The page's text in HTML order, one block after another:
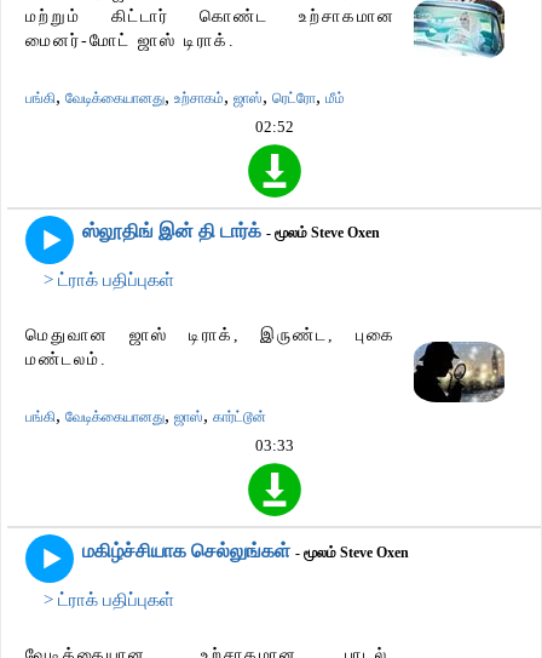
மற்றும் கிட்டார் கொண்ட உற்சாகமான
மைனர்-மோட் ஜாஸ் டிராக்.
பங்கி, வேடிக்கையானது, உற்சாகம், ஜாஸ், ரெட்ரோ, மீம்
02:52
ஸ்லூதிங் இன் தி டார்க் - மூலம் Steve Oxen
> ட்ராக் பதிப்புகள்
மெதுவான ஜாஸ் டிராக், இருண்ட, புகை
மண்டலம்.
பங்கி, வேடிக்கையானது, ஜாஸ், கார்ட்டூன்
03:33
மகிழ்ச்சியாக செல்லுங்கள் - மூலம் Steve Oxen
> ட்ராக் பதிப்புகள்